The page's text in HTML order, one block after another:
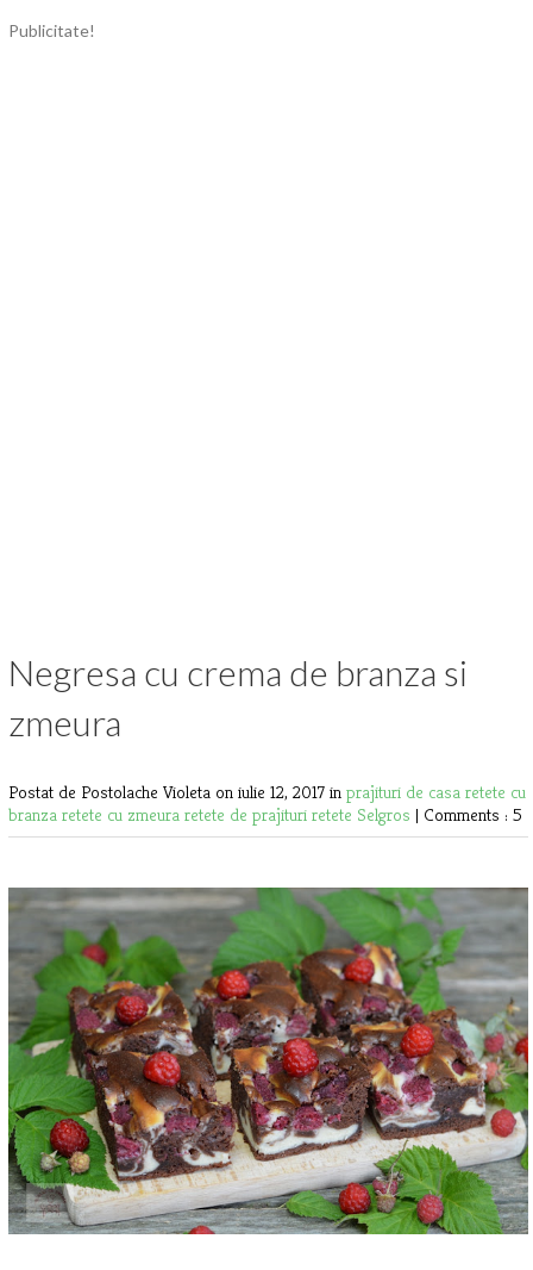
Publicitate!
Negresa cu crema de branza si
zmeura
Postat de Postolache Violeta on iulie 12, 2017 in prajituri de casa retete cu
branza retete cu zmeura retete de prajituri retete Selgros | Comments : 5